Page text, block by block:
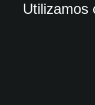
Utilizamos